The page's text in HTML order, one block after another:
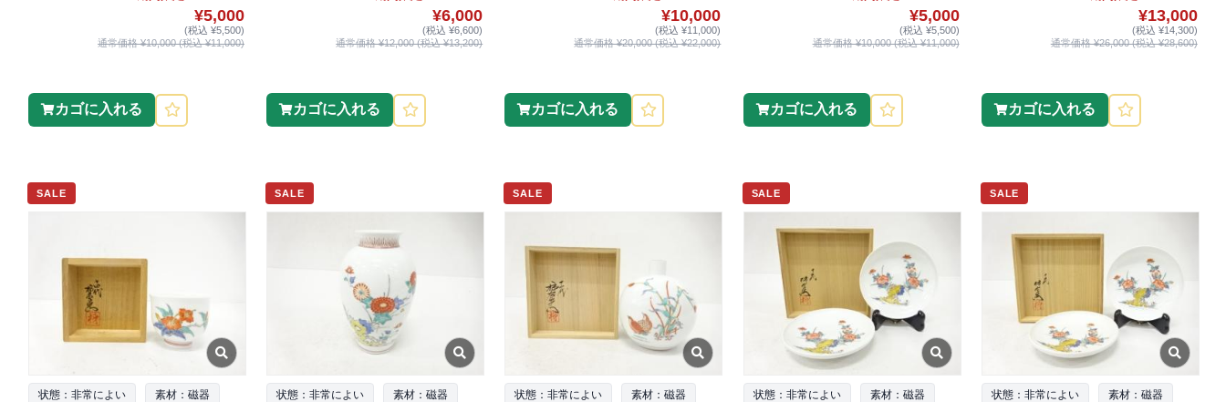
¥5,000
(税込 ¥5,500)
通常価格 ¥10,000 (税込 ¥11,000)
カゴに入れる
¥6,000
(税込 ¥6,600)
通常価格 ¥12,000 (税込 ¥13,200)
カゴに入れる
¥10,000
(税込 ¥11,000)
通常価格 ¥20,000 (税込 ¥22,000)
カゴに入れる
¥5,000
(税込 ¥5,500)
通常価格 ¥10,000 (税込 ¥11,000)
カゴに入れる
¥13,000
(税込 ¥14,300)
通常価格 ¥26,000 (税込 ¥28,600)
カゴに入れる
SALE
状態：非常によい 素材：磁器
SALE
状態：非常によい 素材：磁器
SALE
状態：非常によい 素材：磁器
SALE
状態：非常によい 素材：磁器
SALE
状態：非常によい 素材：磁器